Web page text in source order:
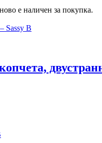
е наличен за покупка.